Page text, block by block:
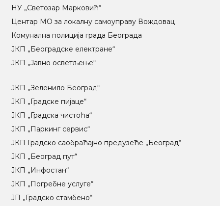
НУ „Светозар Марковић“
Центар МO за локалну самоуправу Вождовац
Комунална полиција града Београда
ЈКП „Београдске електране“
ЈКП „Јавно осветљење“
ЈКП „Зеленило Београд“
ЈКП „Градске пијаце“
ЈКП „Градска чистоћа“
ЈКП „Паркинг сервис“
ЈКП Градско саобраћајно предузеће „Београд“
ЈКП „Београд пут“
ЈКП „Инфостан“
ЈКП „Погребне услуге“
ЈП „Градско стамбено“